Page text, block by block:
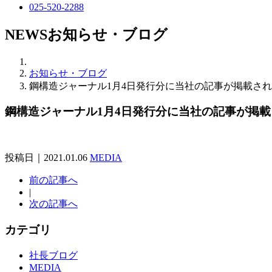
025-520-2288
NEWSお知らせ・ブログ
お知らせ・ブログ
鋼構造ジャーナル1月4日発行分に当社の記事が掲載さ
鋼構造ジャーナル1月4日発行分に当社の記事が掲
投稿日｜2021.01.06 MEDIA
前の記事へ
|
次の記事へ
カテゴリ
社長ブログ
MEDIA